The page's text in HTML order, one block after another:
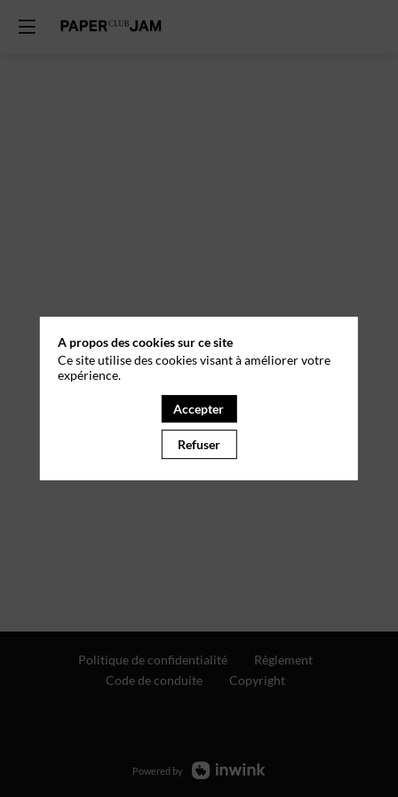
Politique de confidentialité
Règlement
Code de conduite
Copyright
Powered by
A propos des cookies sur ce site
Ce site utilise des cookies visant à améliorer votre
expérience.
Accepter
Refuser